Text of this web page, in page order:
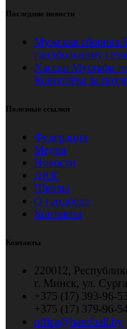
Последние новости
Мужская сборная
гандбольному
Хассан Мустафа
Коноплёва за
Полезные ссылки
Федерация
Медиа
Новости
ДЮГ
Школы
О гандболе
Контакты
Контакты
220012,
г. Минск, ул.
+375 (17) 393-96-
+375 (17) 379-96-
office@handball.by